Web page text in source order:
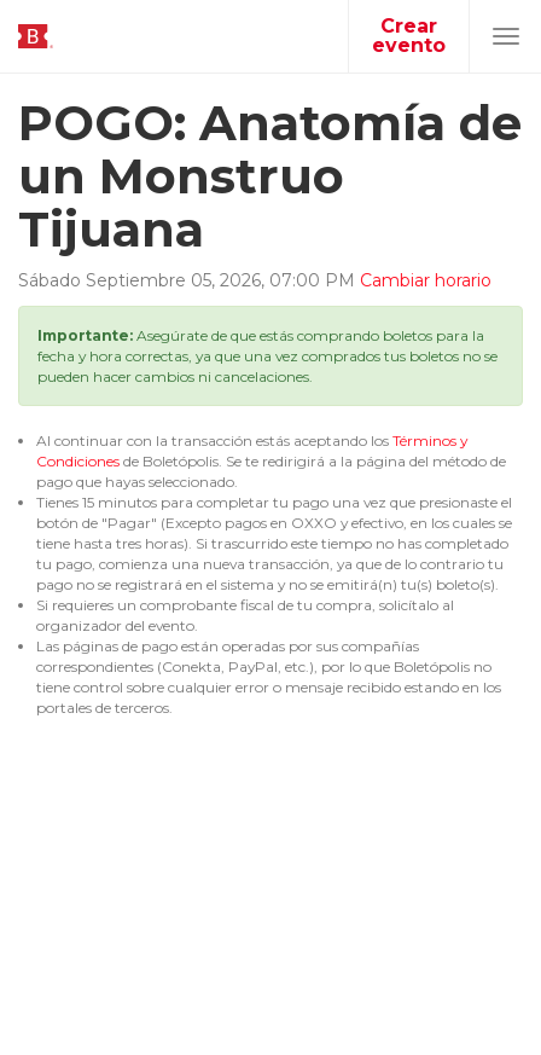
Crear
evento
POGO: Anatomía de
un Monstruo
Tijuana
Sábado Septiembre 05, 2026, 07:00 PM Cambiar horario
Importante: Asegúrate de que estás comprando boletos para la
fecha y hora correctas, ya que una vez comprados tus boletos no se
pueden hacer cambios ni cancelaciones.
Al continuar con la transacción estás aceptando los Términos y
Condiciones de Boletópolis. Se te redirigirá a la página del método de
pago que hayas seleccionado.
Tienes 15 minutos para completar tu pago una vez que presionaste el
botón de "Pagar" (Excepto pagos en OXXO y efectivo, en los cuales se
tiene hasta tres horas). Si trascurrido este tiempo no has completado
tu pago, comienza una nueva transacción, ya que de lo contrario tu
pago no se registrará en el sistema y no se emitirá(n) tu(s) boleto(s).
Si requieres un comprobante fiscal de tu compra, solicítalo al
organizador del evento.
Las páginas de pago están operadas por sus compañías
correspondientes (Conekta, PayPal, etc.), por lo que Boletópolis no
tiene control sobre cualquier error o mensaje recibido estando en los
portales de terceros.